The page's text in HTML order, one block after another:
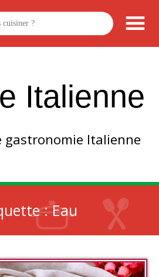
Italienne
Italienne
:Eau